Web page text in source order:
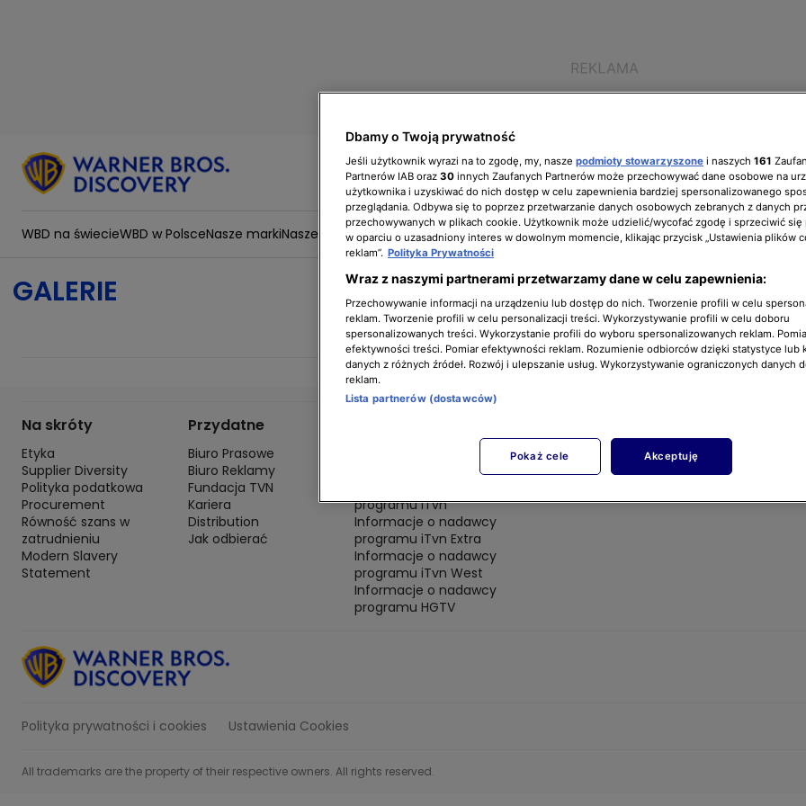
WBD na świecieWBD w PolsceNasze markiNasze wartościZespół zarządzający Biuro prasowe Kariera
GALERIE
Na skróty
Etyka
Supplier Diversity
Polityka podatkowa
Procurement
Równość szans w
zatrudnieniu
Modern Slavery
Statement
Przydatne
Biuro Prasowe
Biuro Reklamy
Fundacja TVN
Kariera
Distribution
Jak odbierać
programu iTvn
Informacje o nadawcy
programu iTvn Extra
Informacje o nadawcy
programu iTvn West
Informacje o nadawcy
programu HGTV
Polityka prywatności i cookies Ustawienia Cookies
All trademarks are the property of their respective owners. All rights reserved.
Dbamy o Twoją prywatność
Jeśli użytkownik wyrazi na to zgodę, my, nasze podmioty stowarzyszone i naszych 161
Partnerów IAB oraz 30 innych Zaufanych Partnerów może przechowywać dane osobowe na
użytkownika i uzyskiwać do nich dostęp w celu zapewnienia bardziej spersonalizowanego
przeglądania. Odbywa się to poprzez przetwarzanie danych osobowych zebranych z danych
przechowywanych w plikach cookie. Użytkownik może udzielić/wycofać zgodę i sprzeciwić się
w oparciu o uzasadniony interes w dowolnym momencie, klikając przycisk „Ustawienia plików
reklam”. Polityka Prywatności
Wraz z naszymi partnerami przetwarzamy dane w celu zapewnienia:
Przechowywanie informacji na urządzeniu lub dostęp do nich. Tworzenie profili w celu
reklam. Tworzenie profili w celu personalizacji treści. Wykorzystywanie profili w celu doboru
spersonalizowanych treści. Wykorzystanie profili do wyboru spersonalizowanych reklam.
efektywności treści. Pomiar efektywności reklam. Rozumienie odbiorców dzięki statystyce lub
danych z różnych źródeł. Rozwój i ulepszanie usług. Wykorzystywanie ograniczonych danych
reklam.
Lista partnerów (dostawców)
Pokaż cele Akceptuję